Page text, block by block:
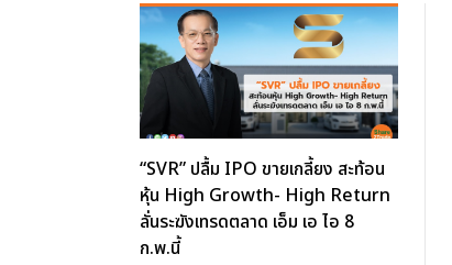
“SVR” ปลื้ม IPO ขายเกลี้ยง สะท้อน
หุ้น High Growth- High Return
ลั่นระฆังเทรดตลาด เอ็ม เอ ไอ 8
ก.พ.นี้